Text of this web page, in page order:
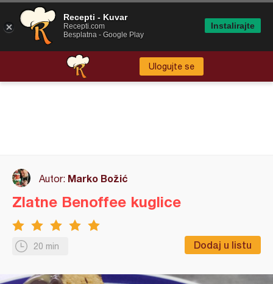
Ulogujte se
Autor: Marko Božić
20 min Dodaj u listu
Zlatne Benoffee kuglice
Recepti - Kuvar
Recepti.com
Besplatna - Google Play
Instalirajte